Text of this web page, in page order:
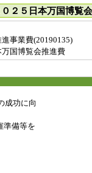
２５日本万国博覧
事業費(20190135)
国博覧会推進費
成功に向
準備等を